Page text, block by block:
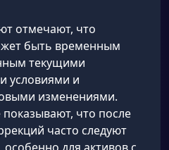
отмечают, что
быть временным
текущими
условиями и
изменениями.
что после
часто следуют